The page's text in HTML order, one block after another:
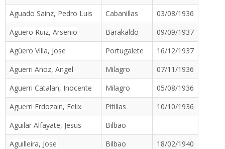
Aguado Sainz, Pedro Luis
Cabanillas
03/08/1936
Agüero Ruiz, Arsenio
Barakaldo
09/09/1937
Agüero Villa, Jose
Portugalete
16/12/1937
Aguerri Anoz, Angel
Milagro
07/11/1936
Aguerri Catalan, Inocente
Milagro
05/08/1936
Aguerri Erdozain, Felix
Pitillas
10/10/1936
Aguilar Alfayate, Jesus
Bilbao
Aguilleira, Jose
Bilbao
18/02/1940